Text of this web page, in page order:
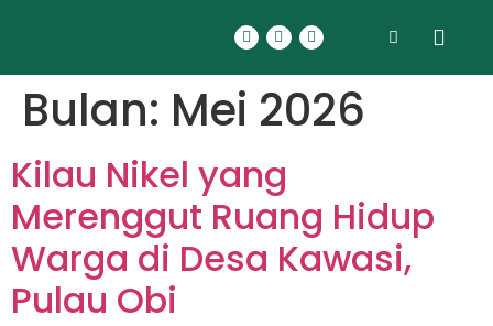
Bulan: Mei 2026
Kilau Nikel yang
Merenggut Ruang Hidup
Warga di Desa Kawasi,
Pulau Obi